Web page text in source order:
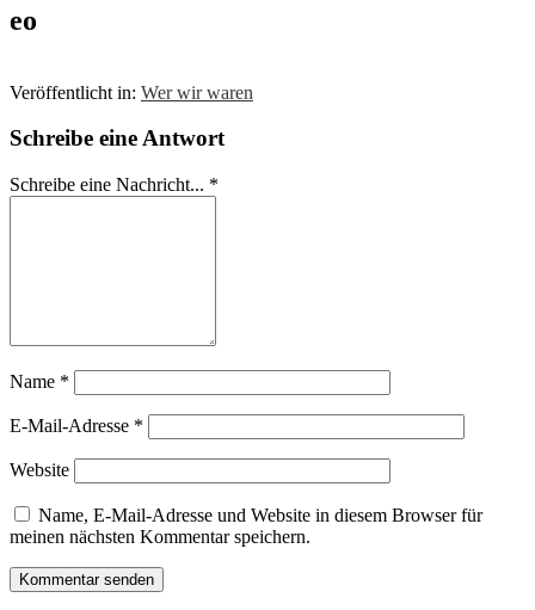
eo
Veröffentlicht in: Wer wir waren
Schreibe eine Antwort
Schreibe eine Nachricht... *
Name *
E-Mail-Adresse *
Website
Name, E-Mail-Adresse und Website in diesem Browser für
meinen nächsten Kommentar speichern.